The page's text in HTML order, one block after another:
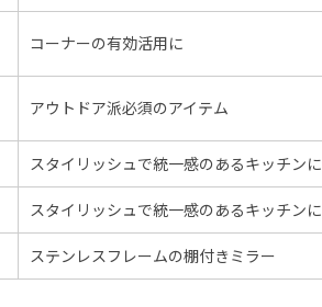
コーナーの有効活用に
アウトドア派必須のアイテム
スタイリッシュで統一感のあるキッチンに
スタイリッシュで統一感のあるキッチンに
ステンレスフレームの棚付きミラー